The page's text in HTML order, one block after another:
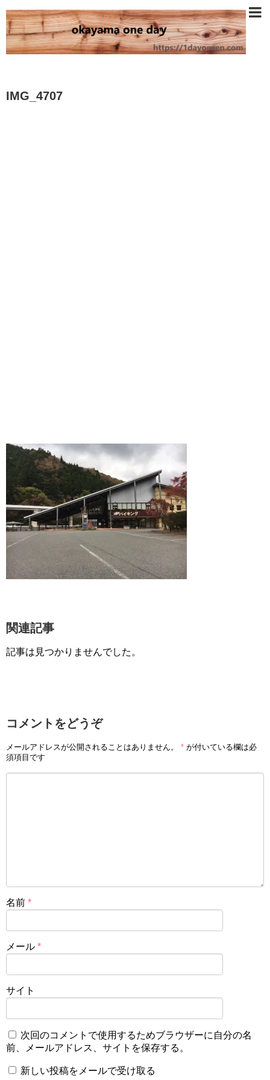
IMG_4707
関連記事
記事は見つかりませんでした。
コメントをどうぞ
メールアドレスが公開されることはありません。 * が付いている欄は必
須項目です
名前 *
メール *
サイト
次回のコメントで使用するためブラウザーに自分の名
前、メールアドレス、サイトを保存する。
新しい投稿をメールで受け取る